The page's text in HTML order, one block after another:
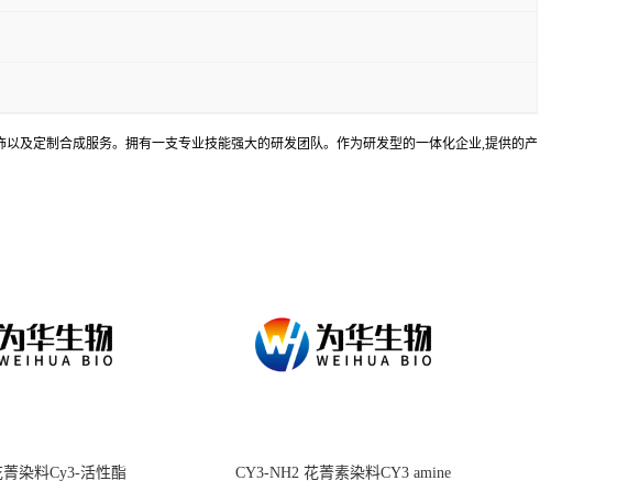
及定制合成服务。拥有一支专业技能强大的研发团队。作为研发型的一体化企业,提供的产
菁染料Cy3-活性酯 CY3-NH2 花菁素染料CY3 amine